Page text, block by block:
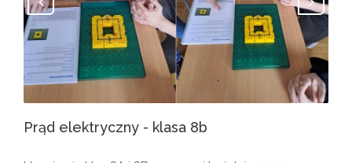
Prąd elektryczny - klasa 8b